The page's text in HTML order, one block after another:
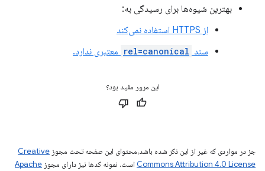
بهترین شیوه‌ها برای رسیدگی به:
از HTTPS استفاده نمی‌کند
سند rel=canonical معتبری ندارد.
این مرور مفید بود؟
جز در مواردی که غیر از این ذکر شده باشد،‌محتوای این صفحه تحت مجوز Creative
Commons Attribution 4.0 License است. نمونه کدها نیز دارای مجوز Apache